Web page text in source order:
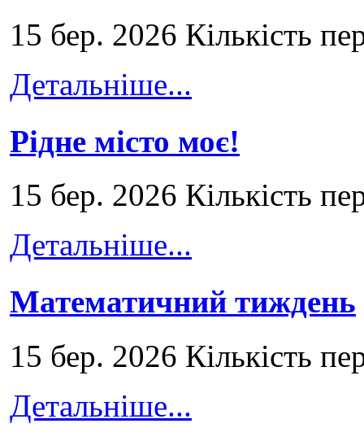
15 бер. 2026 Кількість
Детальніше...
Рідне місто моє!
15 бер. 2026 Кількість
Детальніше...
Математичний тиждень
15 бер. 2026 Кількість
Детальніше...